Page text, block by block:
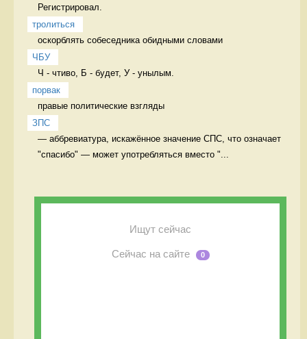
Регистрировал.
тролиться
оскорблять собеседника обидными словами
ЧБУ
Ч - чтиво, Б - будет, У - унылым.
порвак
правые политические взгляды
ЗПС
— аббревиатура, искажëнное значение СПС, что означает
"спасибо" — может употребляться вместо "...
Ищут сейчас
Сейчас на сайте 0